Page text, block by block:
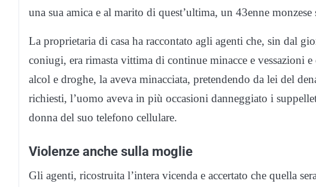
una sua amica e al marito di quest’ultima, un 43enne
La proprietaria di casa ha raccontato agli agenti che, sin dal
coniugi, era rimasta vittima di continue minacce e vessazioni
alcol e droghe, la aveva minacciata, pretendendo da lei del
richiesti, l’uomo aveva in più occasioni danneggiato i
donna del suo telefono cellulare.
Violenze anche sulla moglie
Gli agenti, ricostruita l’intera vicenda e accertato che quella